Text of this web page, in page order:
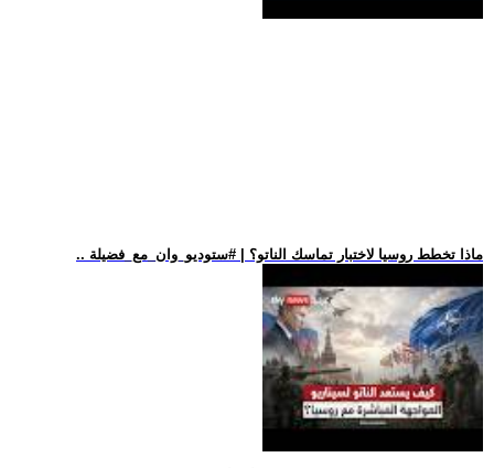
.. ماذا تخطط روسيا لاختبار تماسك الناتو؟ | #ستوديو_وان_مع_فضيلة